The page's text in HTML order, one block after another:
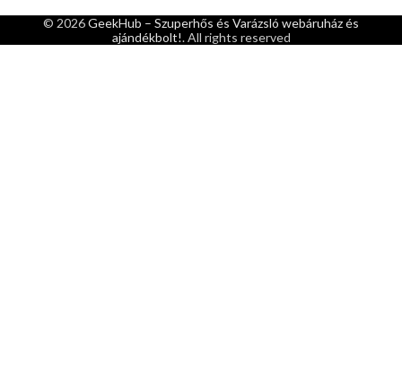
© 2026GeekHub – Szuperhős és Varázsló webáruház és
ajándékbolt!. All rights reserved